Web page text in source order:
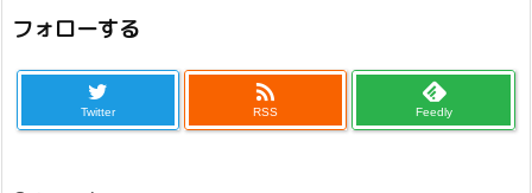
フォローする
Twitter

RSS Feedly